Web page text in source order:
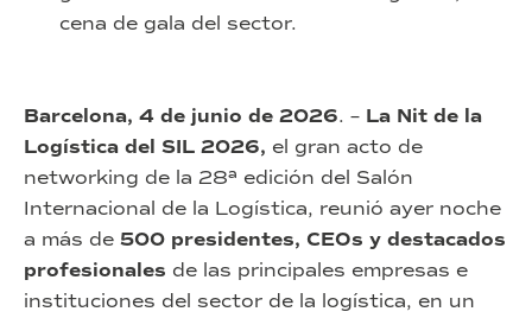
cena de gala del sector.
Barcelona, 4 de junio de 2026. – La Nit de la
Logística del SIL 2026, el gran acto de
networking de la 28ª edición del Salón
Internacional de la Logística, reunió ayer noche
a más de 500 presidentes, CEOs y destacados
profesionales de las principales empresas e
instituciones del sector de la logística, en un